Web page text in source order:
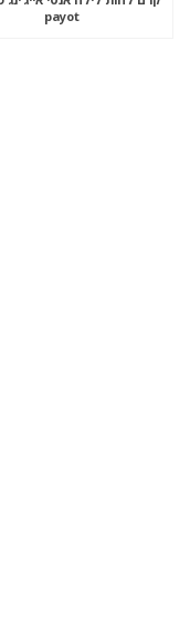
payot